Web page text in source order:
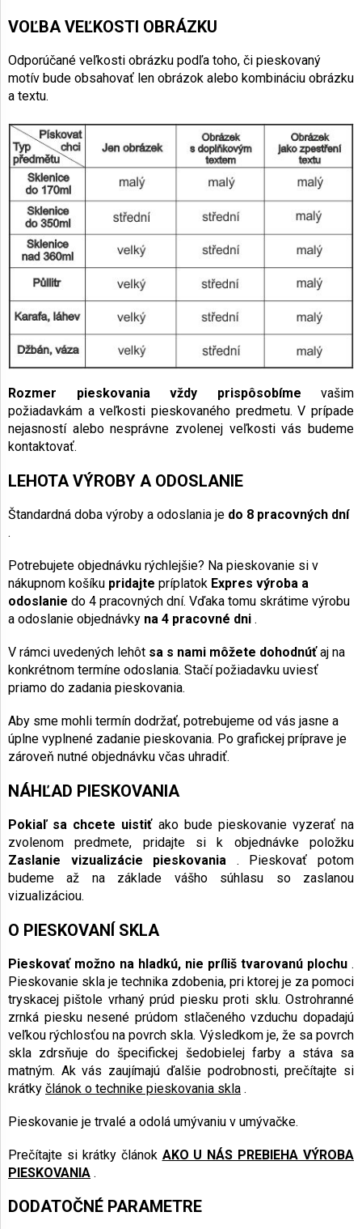
VOĽBA VEĽKOSTI OBRÁZKU
Odporúčané veľkosti obrázku podľa toho, či pieskovaný
motív bude obsahovať len obrázok alebo kombináciu obrázku
a textu.
Rozmer pieskovania vždy prispôsobíme vašim
požiadavkám a veľkosti pieskovaného predmetu. V prípade
nejasností alebo nesprávne zvolenej veľkosti vás budeme
kontaktovať.
LEHOTA VÝROBY A ODOSLANIE
Štandardná doba výroby a odoslania je do 8 pracovných dní
.
Potrebujete objednávku rýchlejšie? Na pieskovanie si v
nákupnom košíku pridajte príplatok Expres výroba a
odoslanie do 4 pracovných dní. Vďaka tomu skrátime výrobu
a odoslanie objednávky na 4 pracovné dni .
V rámci uvedených lehôt sa s nami môžete dohodnúťaj na
konkrétnom termíne odoslania. Stačí požiadavku uviesť
priamo do zadania pieskovania.
Aby sme mohli termín dodržať, potrebujeme od vás jasne a
úplne vyplnené zadanie pieskovania. Po grafickej príprave je
zároveň nutné objednávku včas uhradiť.
NÁHĽAD PIESKOVANIA
Pokiaľ sa chcete uistiťako bude pieskovanie vyzerať na
zvolenom predmete, pridajte si k objednávke položku
Zaslanie vizualizácie pieskovania . Pieskovať potom
budeme až na základe vášho súhlasu so zaslanou
vizualizáciou.
O PIESKOVANÍ SKLA
Pieskovať možno na hladkú, nie príliš tvarovanú plochu .
Pieskovanie skla je technika zdobenia, pri ktorej je za pomoci
tryskacej pištole vrhaný prúd piesku proti sklu. Ostrohranné
zrnká piesku nesené prúdom stlačeného vzduchu dopadajú
veľkou rýchlosťou na povrch skla. Výsledkom je, že sa povrch
skla zdrsňuje do špecifickej šedobielej farby a stáva sa
matným. Ak vás zaujímajú ďalšie podrobnosti, prečítajte si
krátky článok o technike pieskovania skla .
Pieskovanie je trvalé a odolá umývaniu v umývačke.
Prečítajte si krátky článok AKO U NÁS PREBIEHA VÝROBA
PIESKOVANIA .
DODATOČNÉ PARAMETRE